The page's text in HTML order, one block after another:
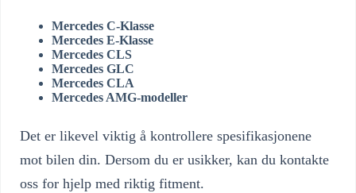
Mercedes C-Klasse
Mercedes E-Klasse
Mercedes CLS
Mercedes GLC
Mercedes CLA
Mercedes AMG-modeller
Det er likevel viktig å kontrollere spesifikasjonene
mot bilen din. Dersom du er usikker, kan du kontakte
oss for hjelp med riktig fitment.